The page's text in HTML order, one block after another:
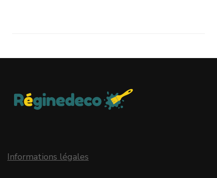
Informations légales